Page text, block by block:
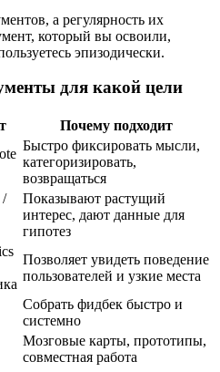
а регулярность их
который вы освоили,
эпизодически.
для какой цели
Почему подходит
Быстро фиксировать мысли,
категоризировать,
возвращаться
/
Показывают растущий
интерес, дают данные для
гипотез
Позволяет увидеть поведение
пользователей и узкие места
Собрать фидбек быстро и
системно
Мозговые карты, прототипы,
совместная работа